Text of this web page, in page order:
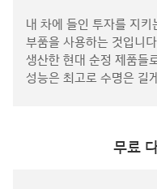
내 차에 들인 투자를 지
부품을 사용하는 것입니
생산한 현대 순정 제품들
성능은 최고로 수명은 길
무료